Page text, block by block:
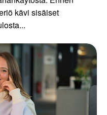
kävi sisäiset